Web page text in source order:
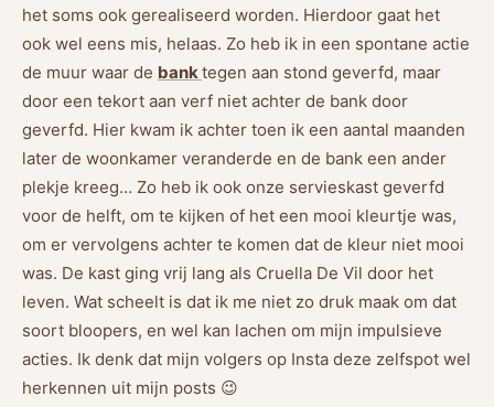
het soms ook gerealiseerd worden. Hierdoor gaat het
ook wel eens mis, helaas. Zo heb ik in een spontane actie
de muur waar de banktegen aan stond geverfd, maar
door een tekort aan verf niet achter de bank door
geverfd. Hier kwam ik achter toen ik een aantal maanden
later de woonkamer veranderde en de bank een ander
plekje kreeg… Zo heb ik ook onze servieskast geverfd
voor de helft, om te kijken of het een mooi kleurtje was,
om er vervolgens achter te komen dat de kleur niet mooi
was. De kast ging vrij lang als Cruella De Vil door het
leven. Wat scheelt is dat ik me niet zo druk maak om dat
soort bloopers, en wel kan lachen om mijn impulsieve
acties. Ik denk dat mijn volgers op Insta deze zelfspot wel
herkennen uit mijn posts 😉